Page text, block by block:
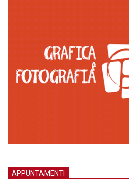
APPUNTAMENTI